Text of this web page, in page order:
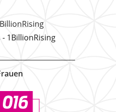
1BillionRising